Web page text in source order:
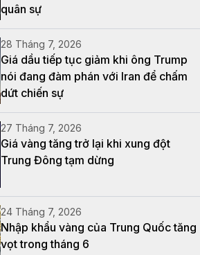
quân sự
28 Tháng 7, 2026
Giá dầu tiếp tục giảm khi ông Trump
nói đang đàm phán với Iran để chấm
dứt chiến sự
27 Tháng 7, 2026
Giá vàng tăng trở lại khi xung đột
Trung Đông tạm dừng
24 Tháng 7, 2026
Nhập khẩu vàng của Trung Quốc tăng
vọt trong tháng 6